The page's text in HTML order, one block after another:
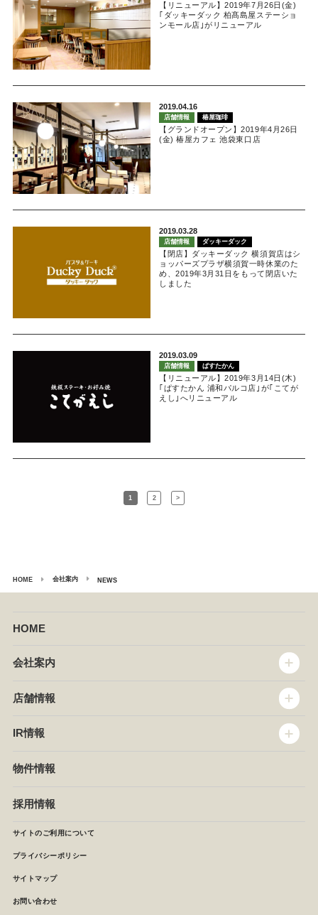
【リニューアル】2019年7月26日(金)
｢ダッキーダック 柏髙島屋ステーショ
ンモール店｣がリニューアル
2019.04.16
店舗情報 椿屋珈琲
【グランドオープン】2019年4月26日
(金) 椿屋カフェ 池袋東口店
2019.03.28
店舗情報 ダッキーダック
【閉店】ダッキーダック 横須賀店はシ
ョッパーズプラザ横須賀一時休業のた
め、2019年3月31日をもって閉店いた
しました
2019.03.09
店舗情報 ぱすたかん
【リニューアル】2019年3月14日(木)
｢ぱすたかん 浦和パルコ店｣が｢こてが
えし｣へリニューアル
1 2 >
HOME 会社案内 NEWS
HOME
会社案内
企業情報
セントラルキッチン
NEWS
店舗情報
椿屋珈琲
イタリアンダイニングDONA
店舗検索
IR情報
IRニュース
月次報告
決算短信
株主の皆様へ
よくあるご質問 (株主優待制度)
物件情報
採用情報
サイトのご利用について
プライバシーポリシー
サイトマップ
お問い合わせ